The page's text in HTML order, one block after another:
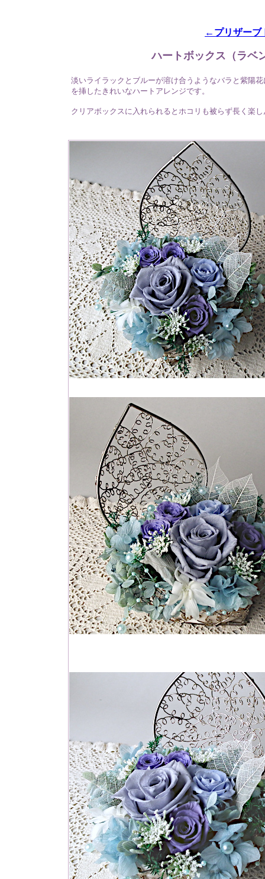
←プリザーブ
ハートボックス（ラベ
淡いライラックとブルーが溶け合うようなバラと紫陽
を挿したきれいなハートアレンジです。
クリアボックスに入れられるとホコリも被らず長く楽